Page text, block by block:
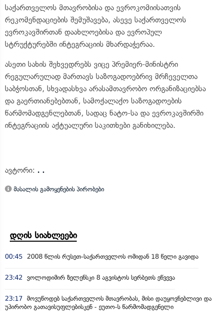
საქართველოს მთავრობისა და ევროკომიისათვის
რეკომენდაციების შემუშავება, ასევე საქართველოს
ევროკავშირთან დაახლოებისა და ევროპულ
სტრუქტურებში ინტეგრაციის მხარდაჭერაა.
ასეთი სახის შეხვედრებს ვიცე პრემიერ-მინისტრი
რეგულარულად მართავს საზოგადოებრივ მრჩეველთა
საბჭოსთან, სხვადასხვა არასამთავრობო ორგანიზაციებსა
და გაერთიანებებთან, სამოქალაქო საზოგადოების
წარმომადგენლებთან, სადაც ნატო-სა და ევროკავშირში
ინტეგრაციის აქტუალური საკითხები განიხილება.
ავტორი: . .
მასალის გამოყენების პირობები
დღის სიახლეები
00:45 2008 წლის რუსეთ-საქართველოს ომიდან 18 წელი გავიდა
23:42 ვოლოდიმირ ზელენსკი 8 აგვისტოს სერბეთს ეწვევა
23:17 მოვუწოდებ საქართველოს მთავრობას, მისი დაუყოვნებლივი და
უპირობო გათავისუფლებისკენ - ეუთო-ს წარმომადგენელი